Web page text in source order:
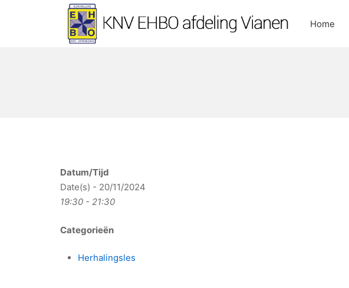
Home
Datum/Tijd
Date(s) - 20/11/2024
19:30 - 21:30
Categorieën
Herhalingsles